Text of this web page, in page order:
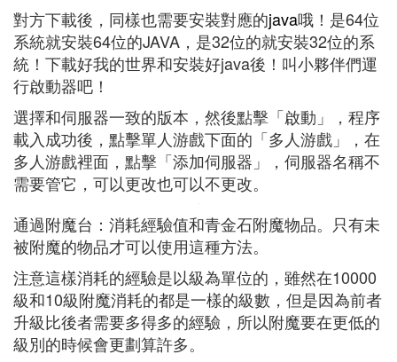
對方下載後，同樣也需要安裝對應的java哦！是64位
系統就安裝64位的JAVA，是32位的就安裝32位的系
統！下載好我的世界和安裝好java後！叫小夥伴們運
行啟動器吧！
選擇和伺服器一致的版本，然後點擊「啟動」，程序
載入成功後，點擊單人游戲下面的「多人游戲」，在
多人游戲裡面，點擊「添加伺服器」，伺服器名稱不
需要管它，可以更改也可以不更改。
通過附魔台：消耗經驗值和青金石附魔物品。只有未
被附魔的物品才可以使用這種方法。
注意這樣消耗的經驗是以級為單位的，雖然在10000
級和10級附魔消耗的都是一樣的級數，但是因為前者
升級比後者需要多得多的經驗，所以附魔要在更低的
級別的時候會更劃算許多。